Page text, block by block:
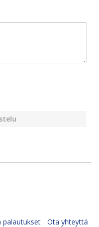
palautukset
Ota yhteyttä